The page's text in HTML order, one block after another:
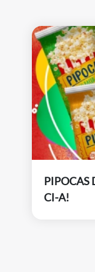
PIPOCAS
CI-A!